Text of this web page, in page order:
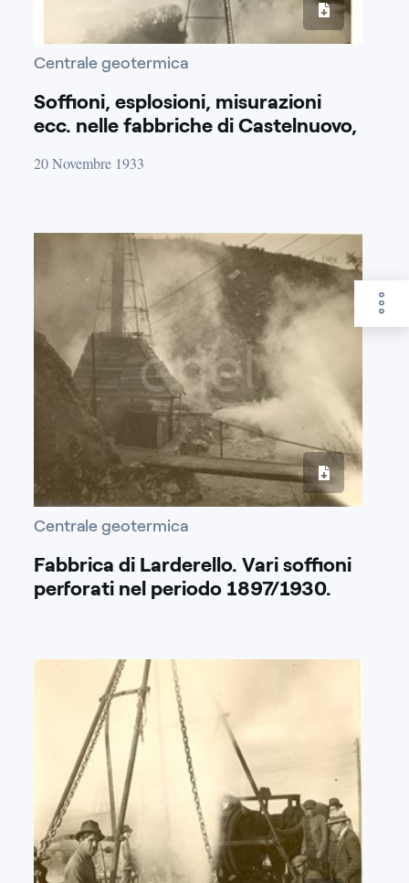
Centrale geotermica
Soffioni, esplosioni, misurazioni
ecc. nelle fabbriche di Castelnuovo,
Lagoni Rossi, Serrazzano, Travale
20 Novembre 1933
Centrale geotermica
Fabbrica di Larderello. Vari soffioni
perforati nel periodo 1897/1930.